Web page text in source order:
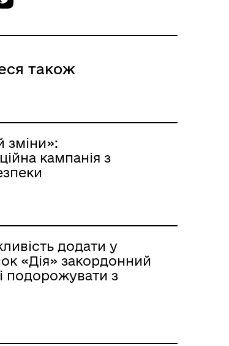
для ветеранів війни
з числа ВПО
також
зміни»:
кампанія з
додати у
«Дія» закордонний
подорожувати з